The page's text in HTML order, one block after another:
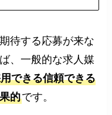
待する応募が来な
、一般的な求人媒
できる信頼できる
的です。